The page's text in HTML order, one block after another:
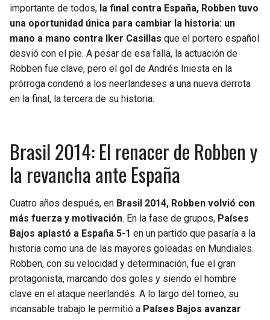
importante de todos, la final contra España, Robben tuvo
una oportunidad única para cambiar la historia: un
mano a mano contra Iker Casillas que el portero español
desvió con el pie. A pesar de esa falla, la actuación de
Robben fue clave, pero el gol de Andrés Iniesta en la
prórroga condenó a los neerlandeses a una nueva derrota
en la final, la tercera de su historia.
Brasil 2014: El renacer de Robben y
la revancha ante España
Cuatro años después, en Brasil 2014, Robben volvió con
más fuerza y motivación. En la fase de grupos, Países
Bajos aplastó a España 5-1 en un partido que pasaría a la
historia como una de las mayores goleadas en Mundiales.
Robben, con su velocidad y determinación, fue el gran
protagonista, marcando dos goles y siendo el hombre
clave en el ataque neerlandés. A lo largo del torneo, su
incansable trabajo le permitió a Países Bajos avanzar